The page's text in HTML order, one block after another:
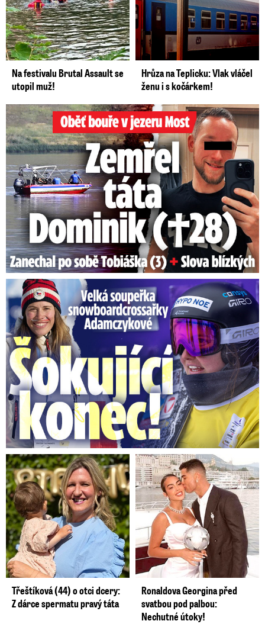
Na festivalu Brutal Assault se
utopil muž!
Hrůza na Teplicku: Vlak vláčel
ženu i s kočárkem!
Oběť bouře v jezeru Most: Zemřel táta Dominik (†28)
Velká soupeřka Adamczykové: Šokující konec!
Třeštíková (44) o otci dcery:
Z dárce spermatu pravý táta
Ronaldova Georgina před
svatbou pod palbou:
Nechutné útoky!